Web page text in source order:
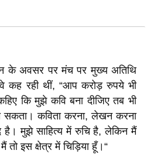
के अवसर पर मंच पर मुख्य अतिथि
कह रही थीं, “आप करोड़ रुपये भी
कि मुझे कवि बना दीजिए तब भी
सकता। कविता करना, लेखन करना
है। मुझे साहित्य में रुचि है, लेकिन मैं
तो इस क्षेत्र में चिड़िया हूँ।“